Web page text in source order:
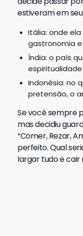
estiveram em
Itália: onde
gastronomia
Índia: o país
Indonésia: no
pretensão, o
Se você sempre
mas decidiu
“Comer, Rezar,
perfeito. Qual
largar tudo e cair